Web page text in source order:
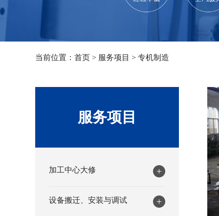
当前位置： 首页 > 服务项目 > 专机制造
服务项目
加工中心大修
设备搬迁、安装与调试